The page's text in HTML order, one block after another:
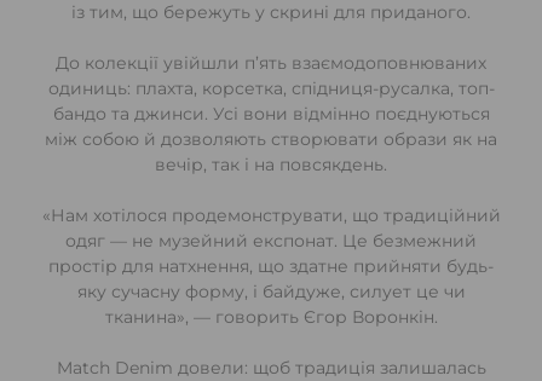
із тим, що бережуть у скрині для приданого.
До колекції увійшли п’ять взаємодоповнюваних
одиниць: плахта, корсетка, спідниця-русалка, топ-
бандо та джинси. Усі вони відмінно поєднуються
між собою й дозволяють створювати образи як на
вечір, так і на повсякдень.
«Нам хотілося продемонструвати, що традиційний
одяг — не музейний експонат. Це безмежний
простір для натхнення, що здатне прийняти будь-
яку сучасну форму, і байдуже, силует це чи
тканина», — говорить Єгор Воронкін.
Match Denim довели: щоб традиція залишалась